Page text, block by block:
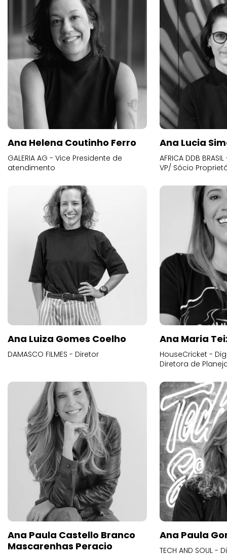
Ana Helena Coutinho Ferro
GALERIA AG - Vice Presidente de
atendimento
Ana Lucia
AFRICA DDB
VP/ Sócio
Ana Luiza Gomes Coelho
DAMASCO FILMES - Diretor
Ana Maria
HouseCricket -
Diretora de
Ana Paula Castello Branco
Mascarenhas Peracio
Ana Paula
TECH AND SOUL